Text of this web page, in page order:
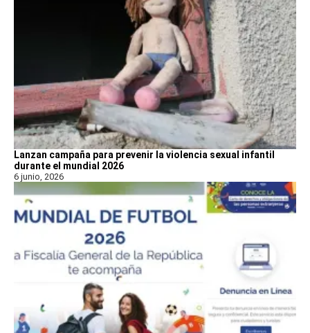
Lanzan campaña para prevenir la violencia sexual infantil
durante el mundial 2026
6 junio, 2026